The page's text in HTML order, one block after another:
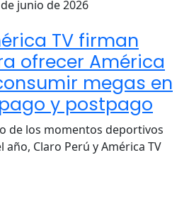
junio de 2026
TV firman
ofrecer América
megas en
y postpago
de los momentos deportivos
año, Claro Perú y América TV